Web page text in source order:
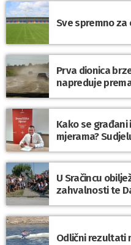
Sve spremno za
Prva dionica
napreduje
Kako se
mjerama?
U Sračincu
zahvalnosti te
Odlični rezultati